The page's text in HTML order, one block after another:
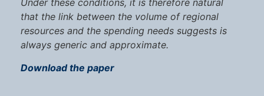
Under these conditions, it is therefore natural
that the link between the volume of regional
resources and the spending needs suggests is
always generic and approximate.
Download the paper